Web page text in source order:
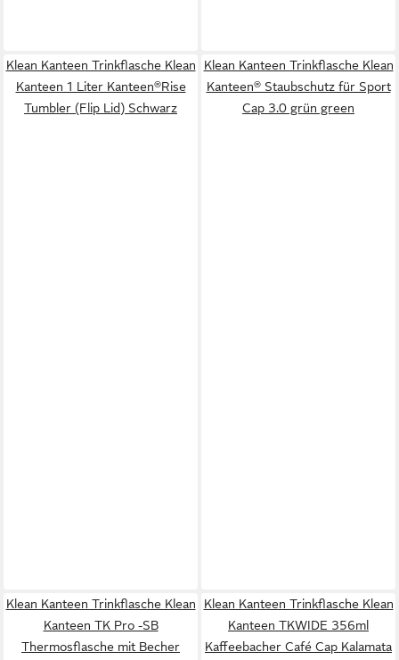
Klean Kanteen Trinkflasche Klean
Kanteen 1 Liter Kanteen®Rise
Tumbler (Flip Lid) Schwarz
Klean Kanteen Trinkflasche Klean
Kanteen® Staubschutz für Sport
Cap 3.0 grün green
Klean Kanteen Trinkflasche Klean
Kanteen TK Pro -SB
Thermosflasche mit Becher
Klean Kanteen Trinkflasche Klean
Kanteen TKWIDE 356ml
Kaffeebacher Café Cap Kalamata